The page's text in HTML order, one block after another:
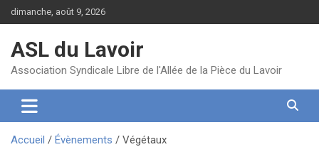
Aller
au
dimanche, août 9, 2026
ASL du Lavoir
Association Syndicale Libre de l'Allée de la Pièce du Lavoir
Accueil Évènements Végétaux